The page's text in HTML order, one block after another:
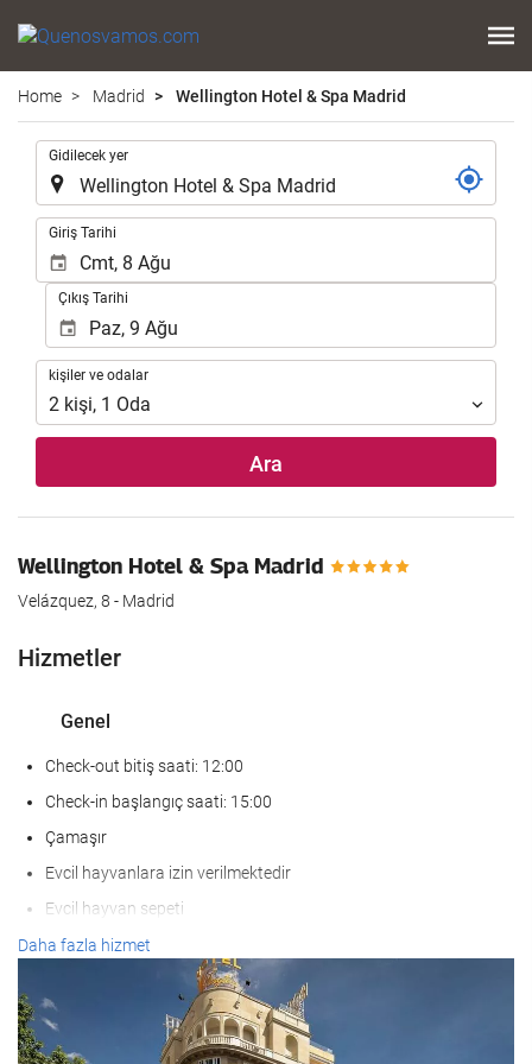
Home Madrid Wellington Hotel & Spa Madrid
Gidilecek yer
Giriş Tarihi
Çıkış Tarihi
kişiler
ve
odalar
kişiler ve odalar
2 kişi, 1 Oda
Ara
Wellington Hotel & Spa Madrid
Velázquez, 8 - Madrid
Hizmetler
Genel
Check-out bitiş saati: 12:00
Check-in başlangıç saati: 15:00
Çamaşır
Evcil hayvanlara izin verilmektedir
Evcil hayvan sepeti
Mama kabı
Kalörifer
Asansör
Daha fazla hizmet